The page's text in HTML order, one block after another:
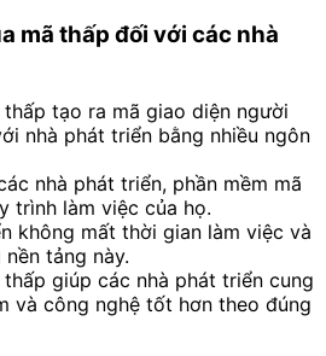
mã thấp đối với các nhà
tạo ra mã giao diện người
nhà phát triển bằng nhiều ngôn
nhà phát triển, phần mềm mã
trình làm việc của họ.
không mất thời gian làm việc và
tảng này.
giúp các nhà phát triển cung
và công nghệ tốt hơn theo đúng